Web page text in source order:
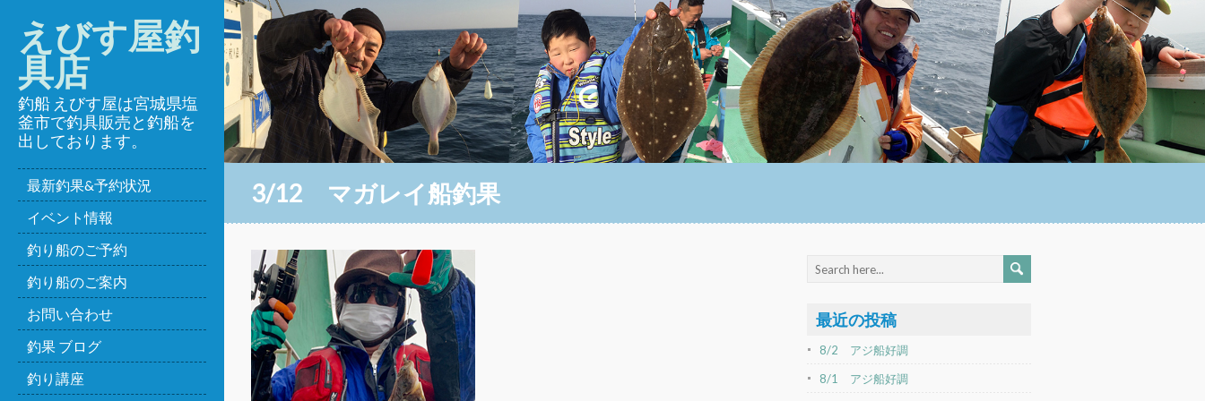
えびす屋釣
具店
釣船 えびす屋は宮城県塩
釜市で釣具販売と釣船を
出しております。
最新釣果&予約状況
イベント情報
釣り船のご予約
釣り船のご案内
お問い合わせ
釣果 ブログ
釣り講座
3/12 マガレイ船釣果
最近の投稿
8/2 アジ船好調
8/1 アジ船好調